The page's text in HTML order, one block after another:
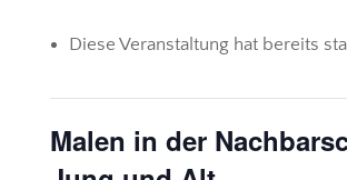
Diese Veranstaltung hat bereits
Malen in der